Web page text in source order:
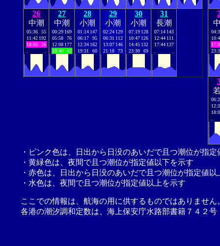
26
中潮
05:36
55
11:42 192
18:03
26
27
中潮
00:29 169
05:58
76
12:08 177
18:40
42
28
小潮
01:14 147
06:17
95
12:34 162
19:31
60
29
小潮
02:24 129
06:31 112
13:07 146
21:18
73
30
小潮
07:19 128
10:47 126
14:45 132
23:30
69
31
長潮
07:14 143
12:44 111
17:44 137
・ピンク色は、日出から日没のあいだで且つ潮位が指
・黄緑色は、夜間で且つ潮位が指定値以下を示す
・赤色は、日出から日没のあいだで且つ潮位が指定値以
・水色は、夜間で且つ潮位が指定値以上を示す
ここでの情報は、航海の用に供するものではありませ
各港の潮汐調和定数は、海上保安庁水路部書籍７４２